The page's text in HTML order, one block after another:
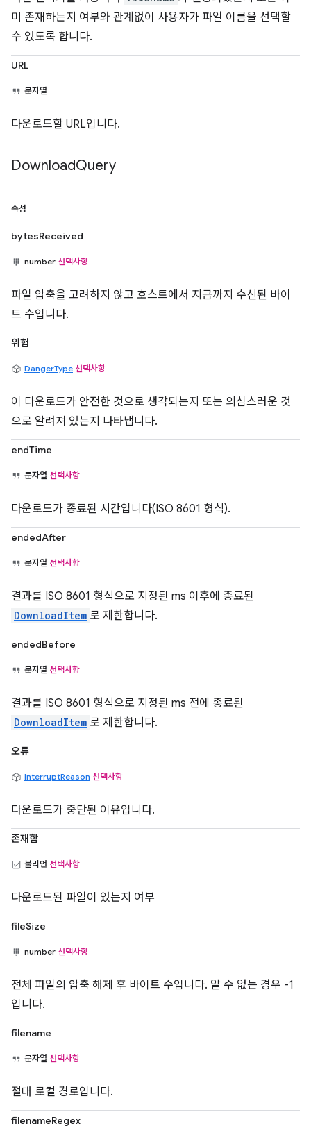
미 존재하는지 여부와 관계없이 사용자가 파일 이름을 선택할
수 있도록 합니다.
URL
문자열
다운로드할 URL입니다.
DownloadQuery
속성
bytesReceived
number 선택사항
파일 압축을 고려하지 않고 호스트에서 지금까지 수신된 바이
트 수입니다.
위험
DangerType 선택사항
이 다운로드가 안전한 것으로 생각되는지 또는 의심스러운 것
으로 알려져 있는지 나타냅니다.
endTime
문자열 선택사항
다운로드가 종료된 시간입니다(ISO 8601 형식).
endedAfter
문자열 선택사항
결과를 ISO 8601 형식으로 지정된 ms 이후에 종료된
DownloadItem 로 제한합니다.
endedBefore
문자열 선택사항
결과를 ISO 8601 형식으로 지정된 ms 전에 종료된
DownloadItem 로 제한합니다.
오류
InterruptReason 선택사항
다운로드가 중단된 이유입니다.
존재함
불리언 선택사항
다운로드된 파일이 있는지 여부
fileSize
number 선택사항
전체 파일의 압축 해제 후 바이트 수입니다. 알 수 없는 경우 -1
입니다.
filename
문자열 선택사항
절대 로컬 경로입니다.
filenameRegex